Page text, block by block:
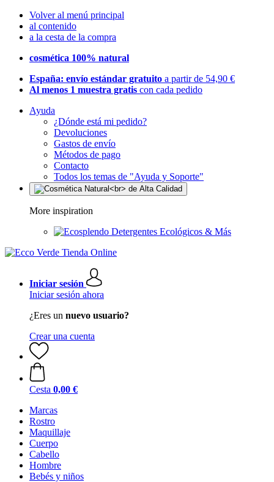
Volver al menú principal
al contenido
a la cesta de la compra
cosmética 100% natural
España: envío estándar gratuito a partir de 54,90 €
Al menos 1 muestra gratis con cada pedido
Ayuda
¿Dónde está mi pedido?
Devoluciones
Gastos de envío
Métodos de pago
Contacto
Todos los temas de "Ayuda y Soporte"
More inspiration
Detergentes Ecológicos & Más
Iniciar sesión
Iniciar sesión ahora
¿Eres un nuevo usuario?
Crear una cuenta
Cesta 0,00 €
Marcas
Rostro
Maquillaje
Cuerpo
Cabello
Hombre
Bebés y niños